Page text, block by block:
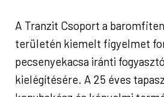
A Tranzit Csoport a
területén kiemelt figyelmet
pecsenyekacsa iránti
kielégítésére. A 25 éves